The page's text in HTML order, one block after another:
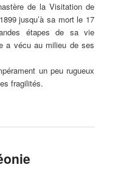
de la Visitation de
jusqu’à sa mort le 17
étapes de sa vie
a vécu au milieu de ses
un peu rugueux
fragilités.